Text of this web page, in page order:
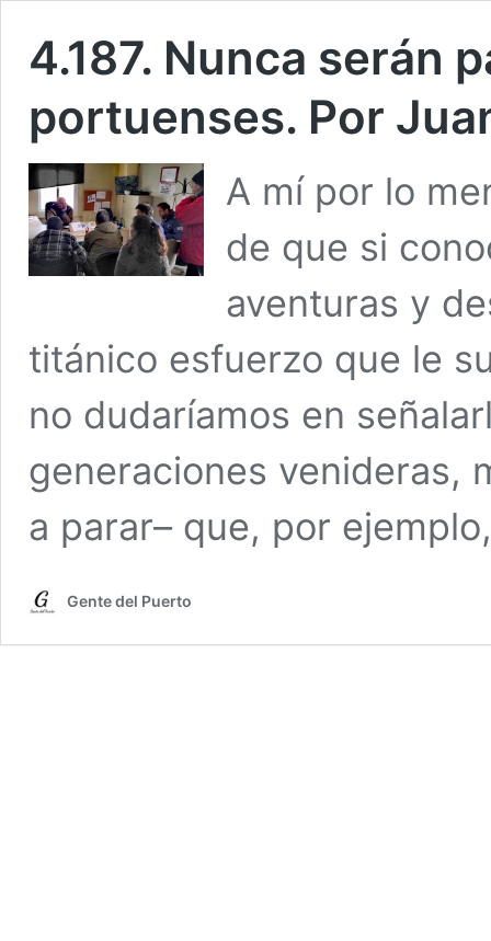
4.187. Nunca serán
portuenses. Por
A mí por lo
de que si
aventuras y
titánico esfuerzo que le
no dudaríamos en
generaciones venideras,
a parar– que, por
Gente del Puerto